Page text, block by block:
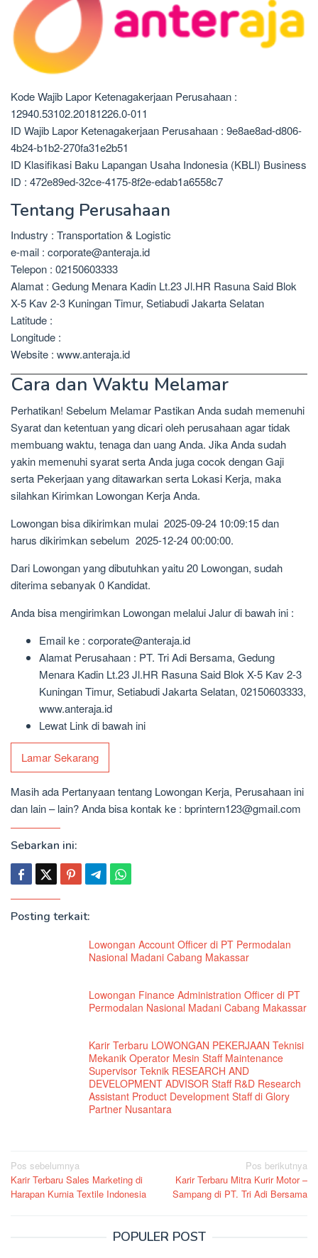
Kode Wajib Lapor Ketenagakerjaan Perusahaan :
12940.53102.20181226.0-011
ID Wajib Lapor Ketenagakerjaan Perusahaan : 9e8ae8ad-d806-
4b24-b1b2-270fa31e2b51
ID Klasifikasi Baku Lapangan Usaha Indonesia (KBLI) Business
ID : 472e89ed-32ce-4175-8f2e-edab1a6558c7
Tentang Perusahaan
Industry : Transportation & Logistic
e-mail : corporate@anteraja.id
Telepon : 02150603333
Alamat : Gedung Menara Kadin Lt.23 Jl.HR Rasuna Said Blok
X-5 Kav 2-3 Kuningan Timur, Setiabudi Jakarta Selatan
Latitude :
Longitude :
Website : www.anteraja.id
Cara dan Waktu Melamar
Perhatikan! Sebelum Melamar Pastikan Anda sudah memenuhi
Syarat dan ketentuan yang dicari oleh perusahaan agar tidak
membuang waktu, tenaga dan uang Anda. Jika Anda sudah
yakin memenuhi syarat serta Anda juga cocok dengan Gaji
serta Pekerjaan yang ditawarkan serta Lokasi Kerja, maka
silahkan Kirimkan Lowongan Kerja Anda.
Lowongan bisa dikirimkan mulai 2025-09-24 10:09:15 dan
harus dikirimkan sebelum 2025-12-24 00:00:00.
Dari Lowongan yang dibutuhkan yaitu 20 Lowongan, sudah
diterima sebanyak 0 Kandidat.
Anda bisa mengirimkan Lowongan melalui Jalur di bawah ini :
Email ke : corporate@anteraja.id
Alamat Perusahaan : PT. Tri Adi Bersama, Gedung
Menara Kadin Lt.23 Jl.HR Rasuna Said Blok X-5 Kav 2-3
Kuningan Timur, Setiabudi Jakarta Selatan, 02150603333,
www.anteraja.id
Lewat Link di bawah ini
Lamar Sekarang
Masih ada Pertanyaan tentang Lowongan Kerja, Perusahaan ini
dan lain – lain? Anda bisa kontak ke : bprintern123@gmail.com
Sebarkan ini:
Posting terkait:
Lowongan Account Officer di PT Permodalan
Nasional Madani Cabang Makassar
Lowongan Finance Administration Officer di PT
Permodalan Nasional Madani Cabang Makassar
Karir Terbaru LOWONGAN PEKERJAAN Teknisi
Mekanik Operator Mesin Staff Maintenance
Supervisor Teknik RESEARCH AND
DEVELOPMENT ADVISOR Staff R&D Research
Assistant Product Development Staff di Glory
Partner Nusantara
Navigasi
pos
Pos sebelumnya
Karir Terbaru Sales Marketing di
Harapan Kurnia Textile Indonesia
Pos berikutnya
Karir Terbaru Mitra Kurir Motor –
Sampang di PT. Tri Adi Bersama
POPULER POST